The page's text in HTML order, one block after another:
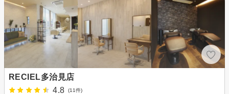
RECIEL多治見店
4.8
(11件)